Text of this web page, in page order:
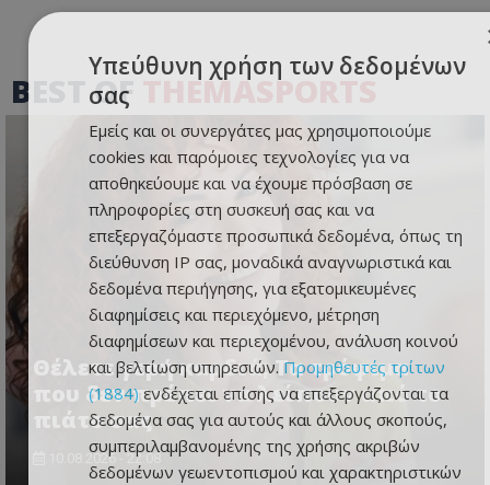
BEST OF THEMASPORTS
Θέλετε γερή καρδιά; Τα τρόφιμα
που δεν πρέπει να λείπουν από το
πιάτο σας
10.08.2026 - 22:08
Υπεύθυνη χρήση των δεδομένων
σας
Εμείς και οι συνεργάτες μας χρησιμοποιούμε
cookies και παρόμοιες τεχνολογίες για να
αποθηκεύουμε και να έχουμε πρόσβαση σε
πληροφορίες στη συσκευή σας και να
επεξεργαζόμαστε προσωπικά δεδομένα, όπως τη
διεύθυνση IP σας, μοναδικά αναγνωριστικά και
δεδομένα περιήγησης, για εξατομικευμένες
διαφημίσεις και περιεχόμενο, μέτρηση
διαφημίσεων και περιεχομένου, ανάλυση κοινού
και βελτίωση υπηρεσιών.Προμηθευτές τρίτων
(1884)ενδέχεται επίσης να επεξεργάζονται τα
δεδομένα σας για αυτούς και άλλους σκοπούς,
συμπεριλαμβανομένης της χρήσης ακριβών
δεδομένων γεωεντοπισμού και χαρακτηριστικών